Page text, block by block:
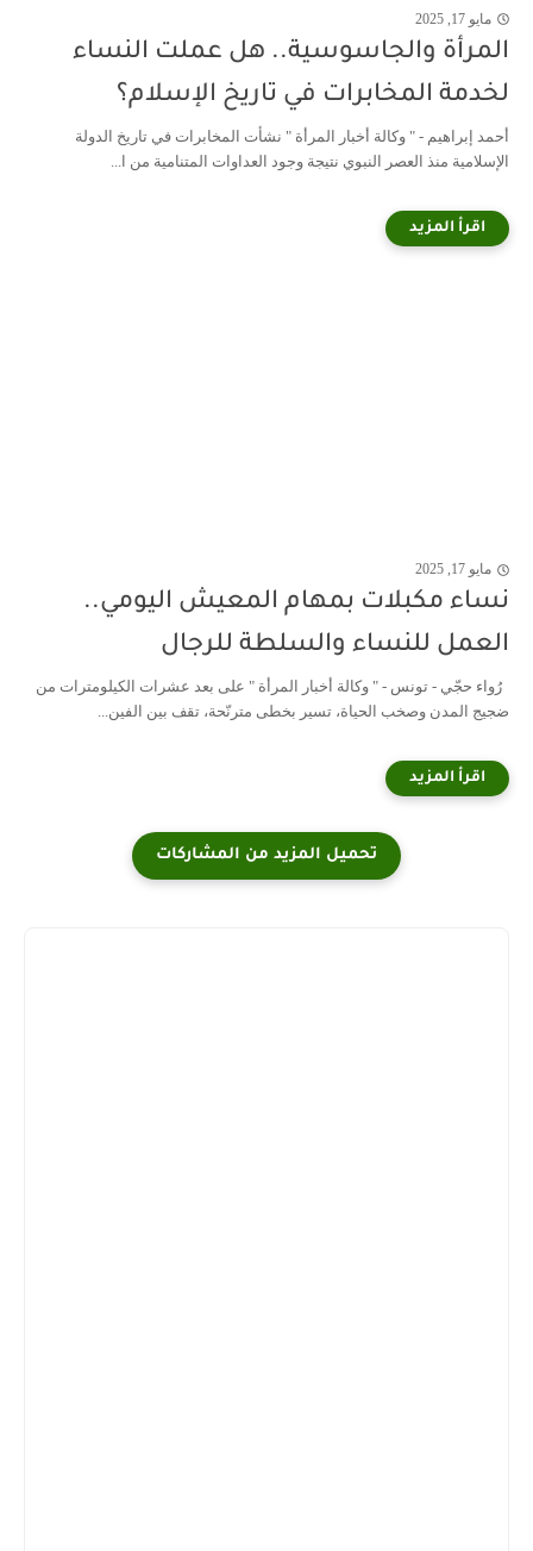
مايو 17, 2025
المرأة والجاسوسية.. هل عملت النساء
لخدمة المخابرات في تاريخ الإسلام؟
أحمد إبراهيم - " وكالة أخبار المرأة " نشأت المخابرات في تاريخ الدولة
الإسلامية منذ العصر النبوي نتيجة وجود العداوات المتنامية من ا...
مايو 17, 2025
نساء مكبلات بمهام المعيش اليومي..
العمل للنساء والسلطة للرجال
رُواء حجّي - تونس - " وكالة أخبار المرأة " على بعد عشرات الكيلومترات من
ضجيج المدن وصخب الحياة، تسير بخطى مترنّحة، تقف بين الفين...